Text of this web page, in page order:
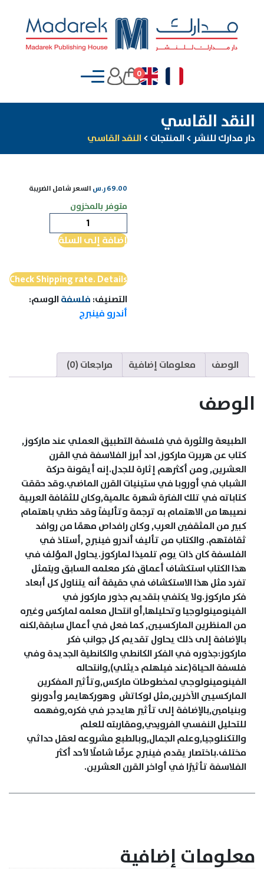
0
النقد القاسي
دار مدارك للنشر >المنتجات >النقد القاسي
69.00ر.س السعر شامل الضريبة
متوفر بالمخزون
النقد
القاسي
إضافة إلى السلة
Check Shipping rate. Details
التصنيف: فلسفة الوسم:
أندرو فينبرج
الوصف معلومات إضافية مراجعات (0)
الوصف
الطبيعة والثورة في فلسفة التطبيق العملي عند ماركوز,
كتاب عن هربرت ماركوز, احد أبرز الفلاسفة في القرن
العشرين, ومن أكثرهم إثارة للجدل.إنه أيقونة حركة
الشباب في أوروبا في ستينيات القرن الماضي.وقد حققت
كتاباته في تلك الفترة شهرة عالمية,وكان للثقافة العربية
نصيبها من الاهتمام به ترجمة وتأليفاً وقد حظي باهتمام
كبير من المثقفين العرب, وكان رافداص مهمًا من روافد
ثقافتهم. والكتاب من تأليف أندرو فينبرج ,أستاذ في
الفلسفة كان ذات يوم تلميذا لماركوز.يحاول المؤلف في
هذا الكتاب استكشاف أعماق فكر معلمه السابق ويتمثل
تفرد مثل هذا الاستكشاف في حقيقة أنه يتناول كل أبعاد
فكر ماركوز.ولا يكتفي بتقديم جذور ماركوز في
الفينومينولوجيا وتحليلها,أو انتحال معلمه لماركس وغيره
من المنظرين الماركسيين, كما فعل في أعمال سابقة,لكنه
بالإضافة إلى ذلك يحاول تقديم كل جوانب فكر
ماركوز:جذوره في الفكر الكانطي والكانطية الجديدة وفي
فلسفة الحياة(عند فيلهلم ديثلي),وانتحاله
الفينومينولوجي لمخطوطات ماركس,وتأثير المفكرين
الماركسيين الآخرين,مثل لوكاتش وهوركهايمر وأدورنو
وبنيامين,بالإضافة إلى تأثير هايدجر في فكره,وفهمه
للتحليل النفسي الفرويدي,ومقاربته للعلم
والتكنلوجيا,وعلم الجمال,وبالطبع مشروعه لعقل حداثي
مختلف.باختصار يقدم فينبرج عرضًا شاملًا لأحد أكثر
الفلاسفة تأثيرًا في أواخر القرن العشرين.
معلومات إضافية